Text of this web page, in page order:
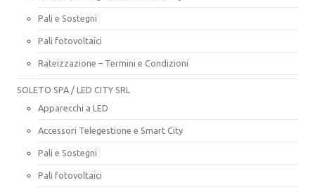
Pali e Sostegni
Pali fotovoltaici
Rateizzazione – Termini e Condizioni
SOLETO SPA / LED CITY SRL
Apparecchi a LED
Accessori Telegestione e Smart City
Pali e Sostegni
Pali fotovoltaici